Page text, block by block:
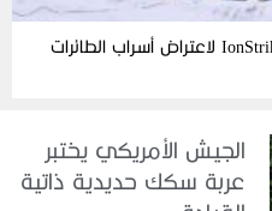
الجيش الأمريكي يختبر منظومة IonStrike لاعتراض أسراب الطائرات
الجيش الأمريكي يختبر
عربة سكك حديدية ذاتية